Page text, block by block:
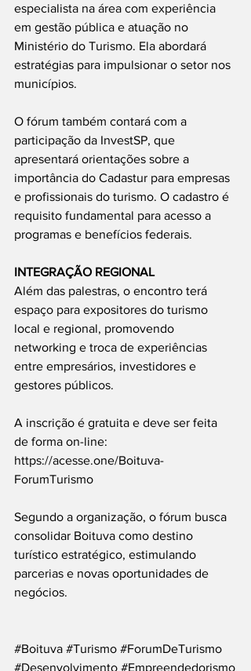
especialista na área com experiência
em gestão pública e atuação no
Ministério do Turismo. Ela abordará
estratégias para impulsionar o setor nos
municípios.
O fórum também contará com a
participação da InvestSP, que
apresentará orientações sobre a
importância do Cadastur para empresas
e profissionais do turismo. O cadastro é
requisito fundamental para acesso a
programas e benefícios federais.
INTEGRAÇÃO REGIONAL
Além das palestras, o encontro terá
espaço para expositores do turismo
local e regional, promovendo
networking e troca de experiências
entre empresários, investidores e
gestores públicos.
A inscrição é gratuita e deve ser feita
de forma on-line:
https://acesse.one/Boituva-
ForumTurismo
Segundo a organização, o fórum busca
consolidar Boituva como destino
turístico estratégico, estimulando
parcerias e novas oportunidades de
negócios.
#Boituva #Turismo #ForumDeTurismo
#Desenvolvimento #Empreendedorismo